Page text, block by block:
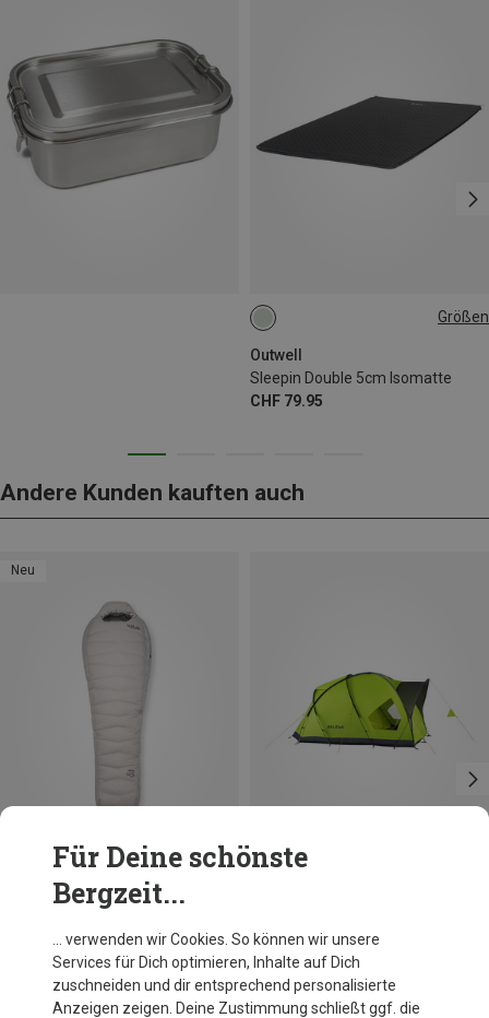
Größen
Outwell
Sleepin Double 5cm Isomatte
CHF 79.95
183X120CM
Andere Kunden kauften auch
Neu
Du sparst 25%
Salewa
Alpine Hut IV Zelt
CHF 699.95
Für Deine schönste
Bergzeit...
… verwenden wir Cookies. So können wir unsere
Services für Dich optimieren, Inhalte auf Dich
zuschneiden und dir entsprechend personalisierte
Anzeigen zeigen. Deine Zustimmung schließt ggf. die